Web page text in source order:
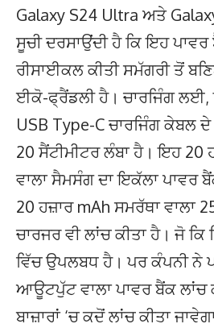
Galaxy S24 Ultra ਅਤੇ
ਸੂਚੀ ਦਰਸਾਉਂਦੀ ਹੈ ਕਿ ਇਹ
ਰੀਸਾਈਕਲ ਕੀਤੀ ਸਮੱਗਰੀ ਤੋਂ
ਈਕੋ-ਫ੍ਰੈਂਡਲੀ ਹੈ। ਚਾਰਜਿੰਗ ਲਈ,
USB Type-C ਚਾਰਜਿੰਗ ਕੇਬਲ
20 ਸੈਂਟੀਮੀਟਰ ਲੰਬਾ ਹੈ। ਇਹ 20
ਵਾਲਾ ਸੈਮਸੰਗ ਦਾ ਇਕੱਲਾ ਪਾਵਰ
20 ਹਜ਼ਾਰ mAh ਸਮਰੱਥਾ ਵਾਲਾ
ਚਾਰਜਰ ਵੀ ਲਾਂਚ ਕੀਤਾ ਹੈ। ਜੋ
ਵਿੱਚ ਉਪਲਬਧ ਹੈ। ਪਰ ਕੰਪਨੀ ਨੇ
ਆਊਟਪੁੱਟ ਵਾਲਾ ਪਾਵਰ ਬੈਂਕ ਲਾਂਚ
ਬਾਜ਼ਾਰਾਂ ‘ਚ ਕਦੋਂ ਲਾਂਚ ਕੀਤਾ